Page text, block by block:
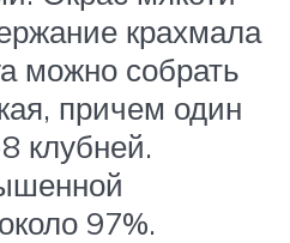
крахмала
можно собрать
причем один
клубней.
97%.